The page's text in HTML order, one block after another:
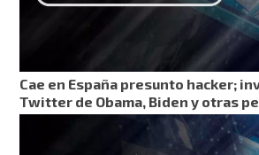
Cae en España presunto hacker;
Twitter de Obama, Biden y otras